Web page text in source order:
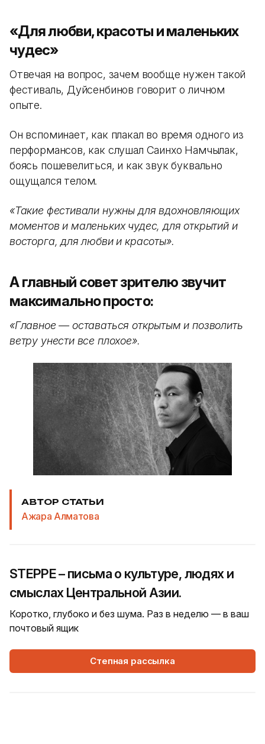
«Для любви, красоты и маленьких
чудес»
Отвечая на вопрос, зачем вообще нужен такой
фестиваль, Дуйсенбинов говорит о личном
опыте.
Он вспоминает, как плакал во время одного из
перформансов, как слушал Саинхо Намчылак,
боясь пошевелиться, и как звук буквально
ощущался телом.
«Такие фестивали нужны для вдохновляющих
моментов и маленьких чудес, для открытий и
восторга, для любви и красоты».
А главный совет зрителю звучит
максимально просто:
«Главное — оставаться открытым и позволить
ветру унести все плохое».
АВТОР СТАТЬИ
Ажара Алматова
STEPPE – письма о культуре, людях и
смыслах Центральной Азии.
Коротко, глубоко и без шума. Раз в неделю — в ваш
почтовый ящик
Степная рассылка